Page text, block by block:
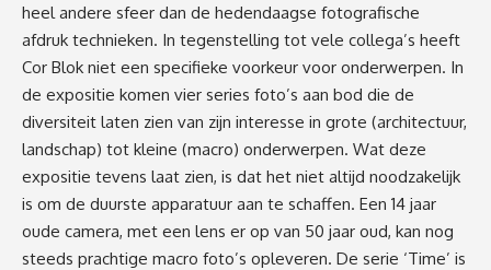
heel andere sfeer dan de hedendaagse fotografische
afdruk technieken. In tegenstelling tot vele collega’s heeft
Cor Blok niet een specifieke voorkeur voor onderwerpen. In
de expositie komen vier series foto’s aan bod die de
diversiteit laten zien van zijn interesse in grote (architectuur,
landschap) tot kleine (macro) onderwerpen. Wat deze
expositie tevens laat zien, is dat het niet altijd noodzakelijk
is om de duurste apparatuur aan te schaffen. Een 14 jaar
oude camera, met een lens er op van 50 jaar oud, kan nog
steeds prachtige macro foto’s opleveren. De serie ‘Time’ is